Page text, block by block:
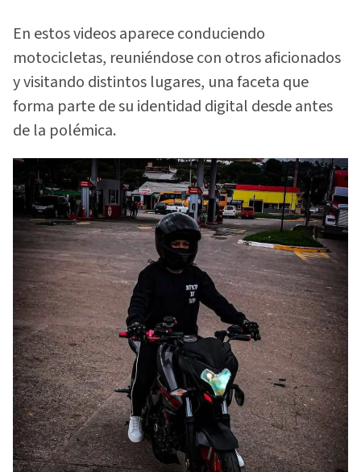
En estos videos aparece conduciendo
motocicletas, reuniéndose con otros aficionados
y visitando distintos lugares, una faceta que
forma parte de su identidad digital desde antes
de la polémica.